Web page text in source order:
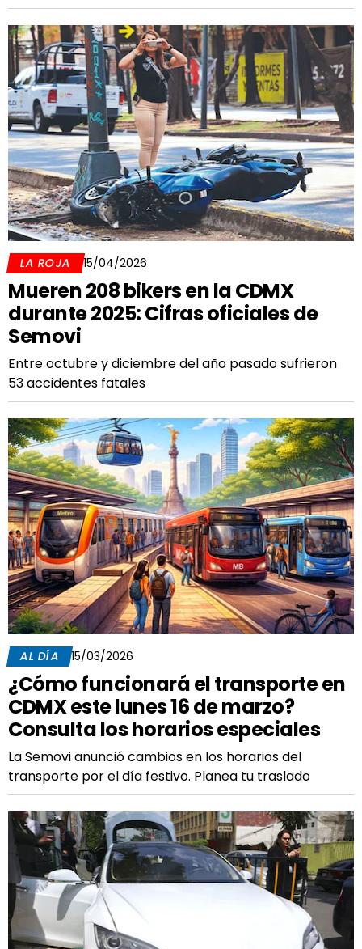
LA ROJA 15/04/2026
Mueren 208 bikers en la CDMX
durante 2025: Cifras oficiales de
Semovi
Entre octubre y diciembre del año pasado sufrieron
53 accidentes fatales
AL DÍA 15/03/2026
¿Cómo funcionará el transporte en
CDMX este lunes 16 de marzo?
Consulta los horarios especiales
La Semovi anunció cambios en los horarios del
transporte por el día festivo. Planea tu traslado